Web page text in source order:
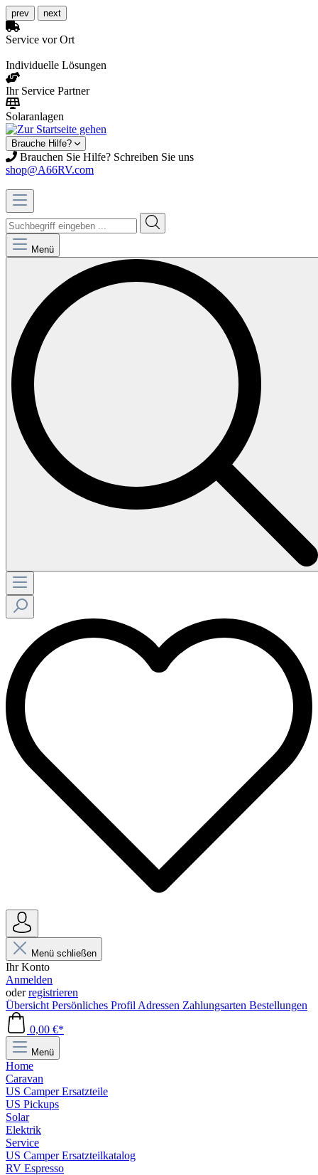
prev next
Service vor Ort
Individuelle Lösungen
Ihr Service Partner
Solaranlagen
Brauche Hilfe?
Brauchen Sie Hilfe? Schreiben Sie uns
shop@A66RV.com
Menü
Menü schließen
Ihr Konto
Anmelden
oderregistrieren
Übersicht Persönliches Profil Adressen Zahlungsarten Bestellungen
0,00 €*
Menü
Home
Caravan
US Camper Ersatzteile
US Pickups
Solar
Elektrik
Service
US Camper Ersatzteilkatalog
RV Espresso